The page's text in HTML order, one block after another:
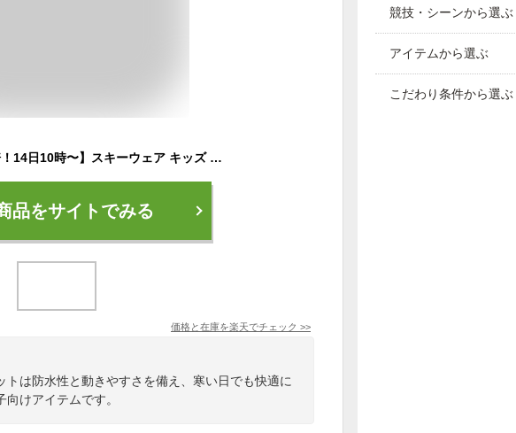
【エントリーでP10倍！14日10時〜】スキーウェア キッズ ジュニア 上下セット スノーウェア スノーボードウェア ジャケット パンツ NNOUM ノアム 73J 子供用 男の子 女の子 フード付き 120 130 140 150 160 サイズ調整 耐水圧10000mm おしゃれ 人気 スノボ
品をサイトでみる
価格と在庫を楽天でチェック >>
は防水性と動きやすさを備え、寒い日でも快適に
けアイテムです。
競技・シーンから選ぶ
アイテムから選ぶ
こだわり条件から選ぶ